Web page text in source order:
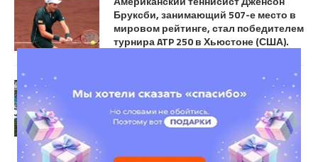
Бруксби, занимающий 507-е место в
мировом рейтинге, стал победителем
турнира ATP 250 в Хьюстоне (США).
Воскресенье, 12 апреля — девятый
игровой день турнира Rolex Monte-
Carlo Masters в Монте-Карло. Завтра
пройдут финалы в одиночном и